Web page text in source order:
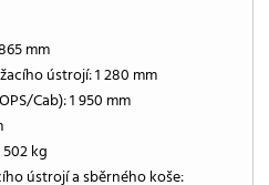
mm
ústrojí: 1 280 mm
Cab): 1 950 mm
kg
ústrojí a sběrného koše: